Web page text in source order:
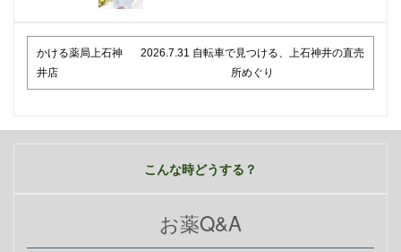
かける薬局上石神
井店
2026.7.31 自転車で見つける、上石神井の直売
所めぐり
こんな時どうする？
お薬Q&A